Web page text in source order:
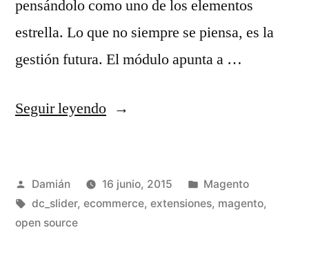
pensándolo como uno de los elementos
estrella. Lo que no siempre se piensa, es la
gestión futura. El módulo apunta a …
Seguir leyendo«Dc_Slider
sencillo)»
Publicado
por
Damián 16 junio, 2015
Publicado
en
Magento
Etiquetas:
dc_slider, ecommerce, extensiones, magento,
open source